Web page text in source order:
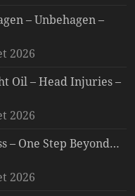
– Unbehagen –
2026
Oil – Head Injuries –
2026
– One Step Beyond…
2026